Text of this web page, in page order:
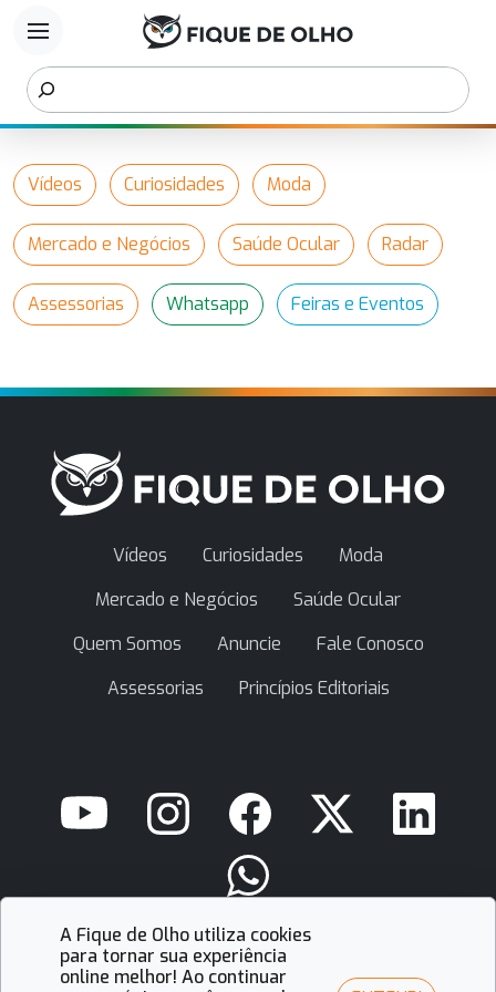
menu
Vídeos Curiosidades Moda
Mercado e Negócios Saúde Ocular Radar
Assessorias Whatsapp Feiras e Eventos
Vídeos Curiosidades
Moda
Mercado e Negócios
Saúde Ocular
Quem Somos
Anuncie
Fale Conosco
Assessorias
Princípios Editoriais
contato@fiquedeolho.com.br
A Fique de Olho utiliza cookies
para tornar sua experiência
online melhor! Ao continuar